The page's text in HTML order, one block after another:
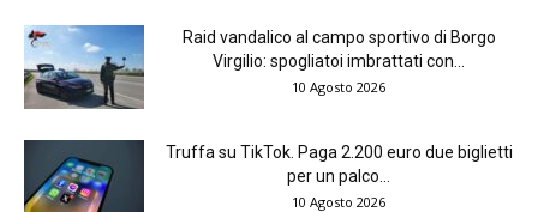
Raid vandalico al campo sportivo di Borgo
Virgilio: spogliatoi imbrattati con...
10 Agosto 2026
Truffa su TikTok. Paga 2.200 euro due biglietti
per un palco...
10 Agosto 2026